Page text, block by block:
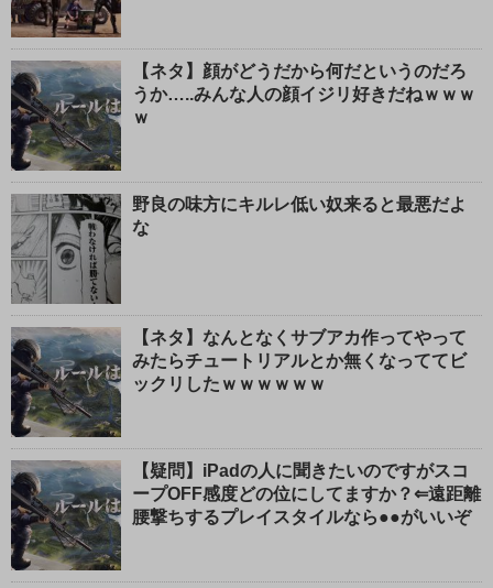
【ネタ】顔がどうだから何だというのだろ
うか…..みんな人の顔イジリ好きだねｗｗｗ
ｗ
野良の味方にキルレ低い奴来ると最悪だよ
な
【ネタ】なんとなくサブアカ作ってやって
みたらチュートリアルとか無くなっててビ
ックリしたｗｗｗｗｗｗ
【疑問】iPadの人に聞きたいのですがスコ
ープOFF感度どの位にしてますか？⇐遠距離
腰撃ちするプレイスタイルなら●●がいいぞ